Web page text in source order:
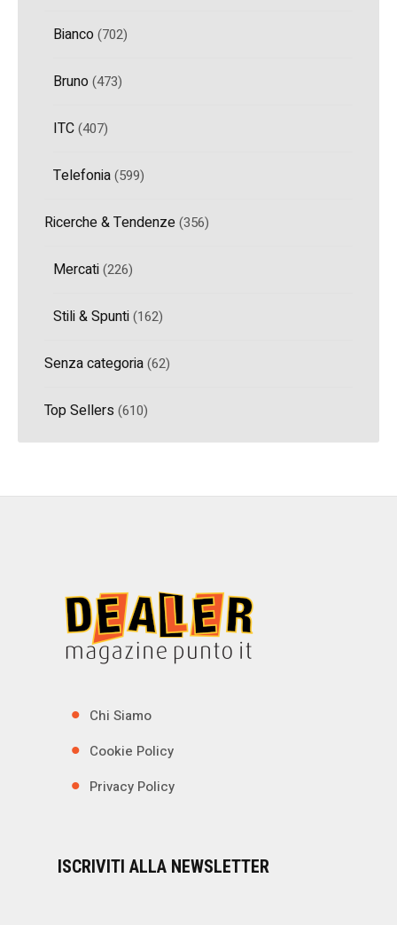
Bianco(702)
Bruno(473)
ITC(407)
Telefonia(599)
Ricerche & Tendenze(356)
Mercati(226)
Stili & Spunti(162)
Senza categoria(62)
Top Sellers (610)
Chi Siamo
Cookie Policy
Privacy Policy
ISCRIVITI ALLA NEWSLETTER